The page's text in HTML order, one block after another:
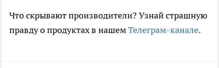
Что скрывают производители? Узнай страшную
правду о продуктах в нашемТелеграм-канале.